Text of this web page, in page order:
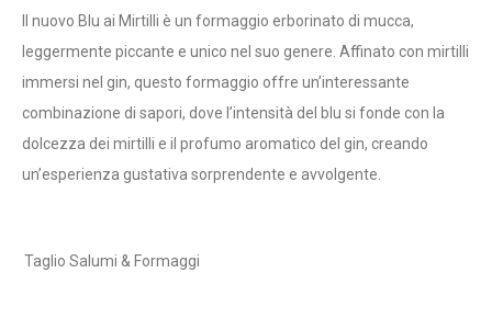
S
C
I
A
D
I
E
Il nuovo Blu ai Mirtilli è un formaggio erborinato di mucca,
leggermente piccante e unico nel suo genere. Affinato con mirtilli
immersi nel gin, questo formaggio offre un’interessante
combinazione di sapori, dove l’intensità del blu si fonde con la
dolcezza dei mirtilli e il profumo aromatico del gin, creando
un’esperienza gustativa sorprendente e avvolgente.
Taglio Salumi & Formaggi